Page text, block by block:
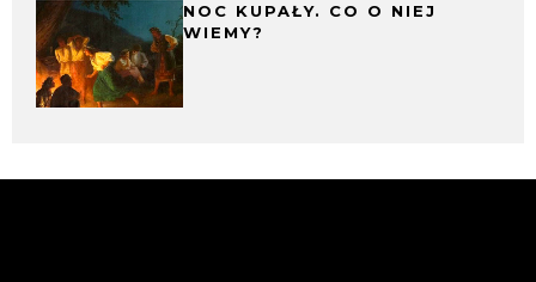
NOC KUPAŁY. CO O NIEJ
WIEMY?